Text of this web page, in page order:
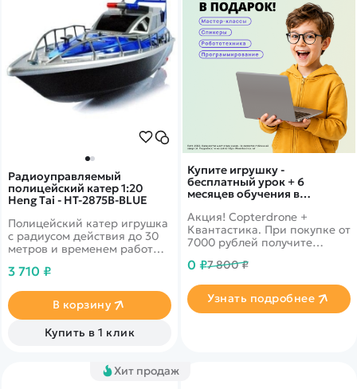
Купите игрушку -
бесплатный урок + 6
месяцев обучения в
Акция! Copterdrone +
Квантастика. При покупке от
7000 рублей получите
нашего партнера
0 ₽7 800 ₽
Узнать подробнее
Радиоуправляемый
полицейский катер 1:20
Heng Tai - HT-2875B-BLUE
Полицейский катер игрушка
с радиусом действия до 30
метров и временем работы
3 710 ₽
В корзину
Купить в 1 клик
Хит продаж